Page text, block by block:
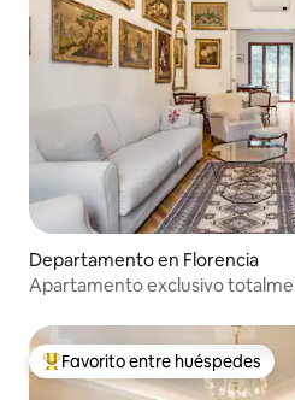
Departamento en Florencia
Apartamento exclusivo
De los mejores en Favorito
Favorito entre huéspedes